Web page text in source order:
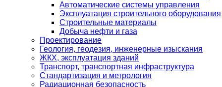
Автоматические системы управления
Эксплуатация строительного оборудования
Строительные материалы
Добыча нефти и газа
Проектирование
Геология, геодезия, инженерные изыскания
ЖКХ, эксплуатация зданий
Транспорт, транспортная инфраструктура
Стандартизация и метрология
Радиационная безопасность